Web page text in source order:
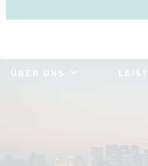
ÜBER UNS